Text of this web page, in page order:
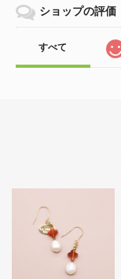
ショップの評価
すべて